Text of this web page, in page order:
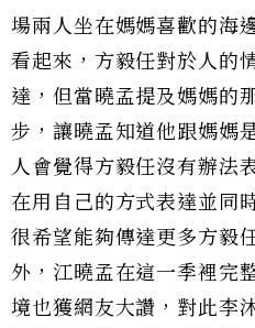
場兩人坐在媽媽喜歡的海
看起來，方毅任對於人的
達，但當曉孟提及媽媽的
步，讓曉孟知道他跟媽媽
人會覺得方毅任沒有辦法
在用自己的方式表達並同
很希望能夠傳達更多方毅
外，江曉孟在這一季裡完
境也獲網友大讚，對此李